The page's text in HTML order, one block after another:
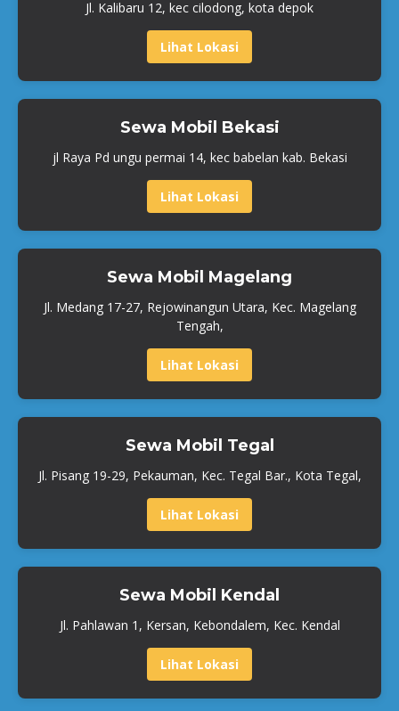
Jl. Kalibaru 12, kec cilodong, kota depok
Lihat Lokasi
Sewa Mobil Bekasi
jl Raya Pd ungu permai 14, kec babelan kab. Bekasi
Lihat Lokasi
Sewa Mobil Magelang
Jl. Medang 17-27, Rejowinangun Utara, Kec. Magelang
Tengah,
Lihat Lokasi
Sewa Mobil Tegal
Jl. Pisang 19-29, Pekauman, Kec. Tegal Bar., Kota Tegal,
Lihat Lokasi
Sewa Mobil Kendal
Jl. Pahlawan 1, Kersan, Kebondalem, Kec. Kendal
Lihat Lokasi